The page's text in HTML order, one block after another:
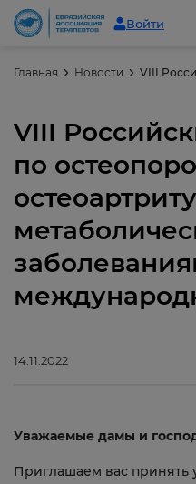
Войти
Главная Новости
VIII
по
14.11.2022
Уважаемые дамы и
Приглашаем вас принять